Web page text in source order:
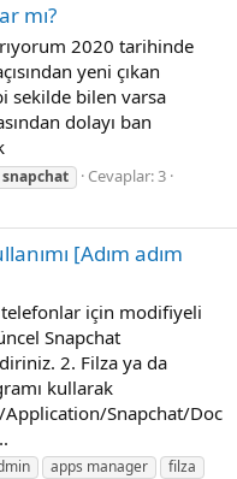
mı?
2020 tarihinde
yeni çıkan
sekilde bilen varsa
dolayı ban
snapchat
Cevaplar: 3
[Adım adım
için modifiyeli
Snapchat
2. Filza ya da
kullarak
Snapchat/Doc
apps manager
filza